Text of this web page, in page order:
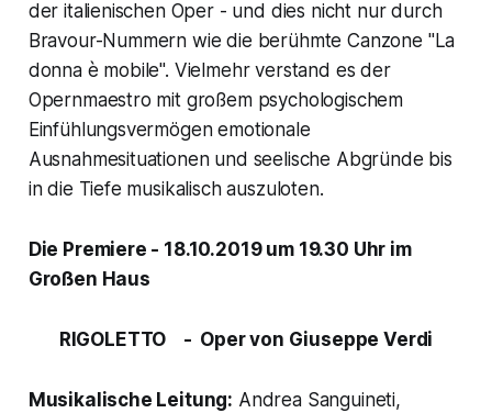
der italienischen Oper - und dies nicht nur durch
Bravour-Nummern wie die berühmte Canzone "La
donna è mobile". Vielmehr verstand es der
Opernmaestro mit großem psychologischem
Einfühlungsvermögen emotionale
Ausnahmesituationen und seelische Abgründe bis
in die Tiefe musikalisch auszuloten.
Die Premiere - 18.10.2019 um 19.30 Uhr im
Großen Haus
RIGOLETTO - Oper von Giuseppe Verdi
Musikalische Leitung: Andrea Sanguineti,